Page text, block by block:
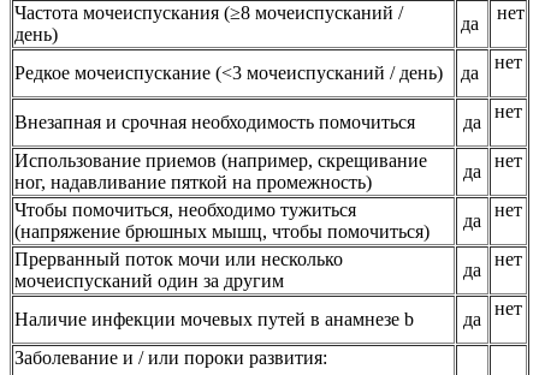
Частота мочеиспускания (≥8 мочеиспусканий /
день)
да
нет
Редкое мочеиспускание (<3 мочеиспусканий / день) да
нет
Внезапная и срочная необходимость помочиться да
нет
Использование приемов (например, скрещивание
ног, надавливание пяткой на промежность)
да
нет
Чтобы помочиться, необходимо тужиться
(напряжение брюшных мышц, чтобы помочиться)
да
нет
Прерванный поток мочи или несколько
мочеиспусканий один за другим
да
нет
Наличие инфекции мочевых путей в анамнезе b да
нет
Заболевание и / или пороки развития: